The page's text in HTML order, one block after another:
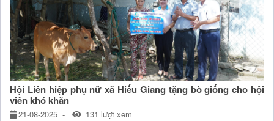
Hội Liên hiệp phụ nữ xã Hiếu Giang tặng bò giống cho hội
viên khó khăn
21-08-2025
131 lượt xem